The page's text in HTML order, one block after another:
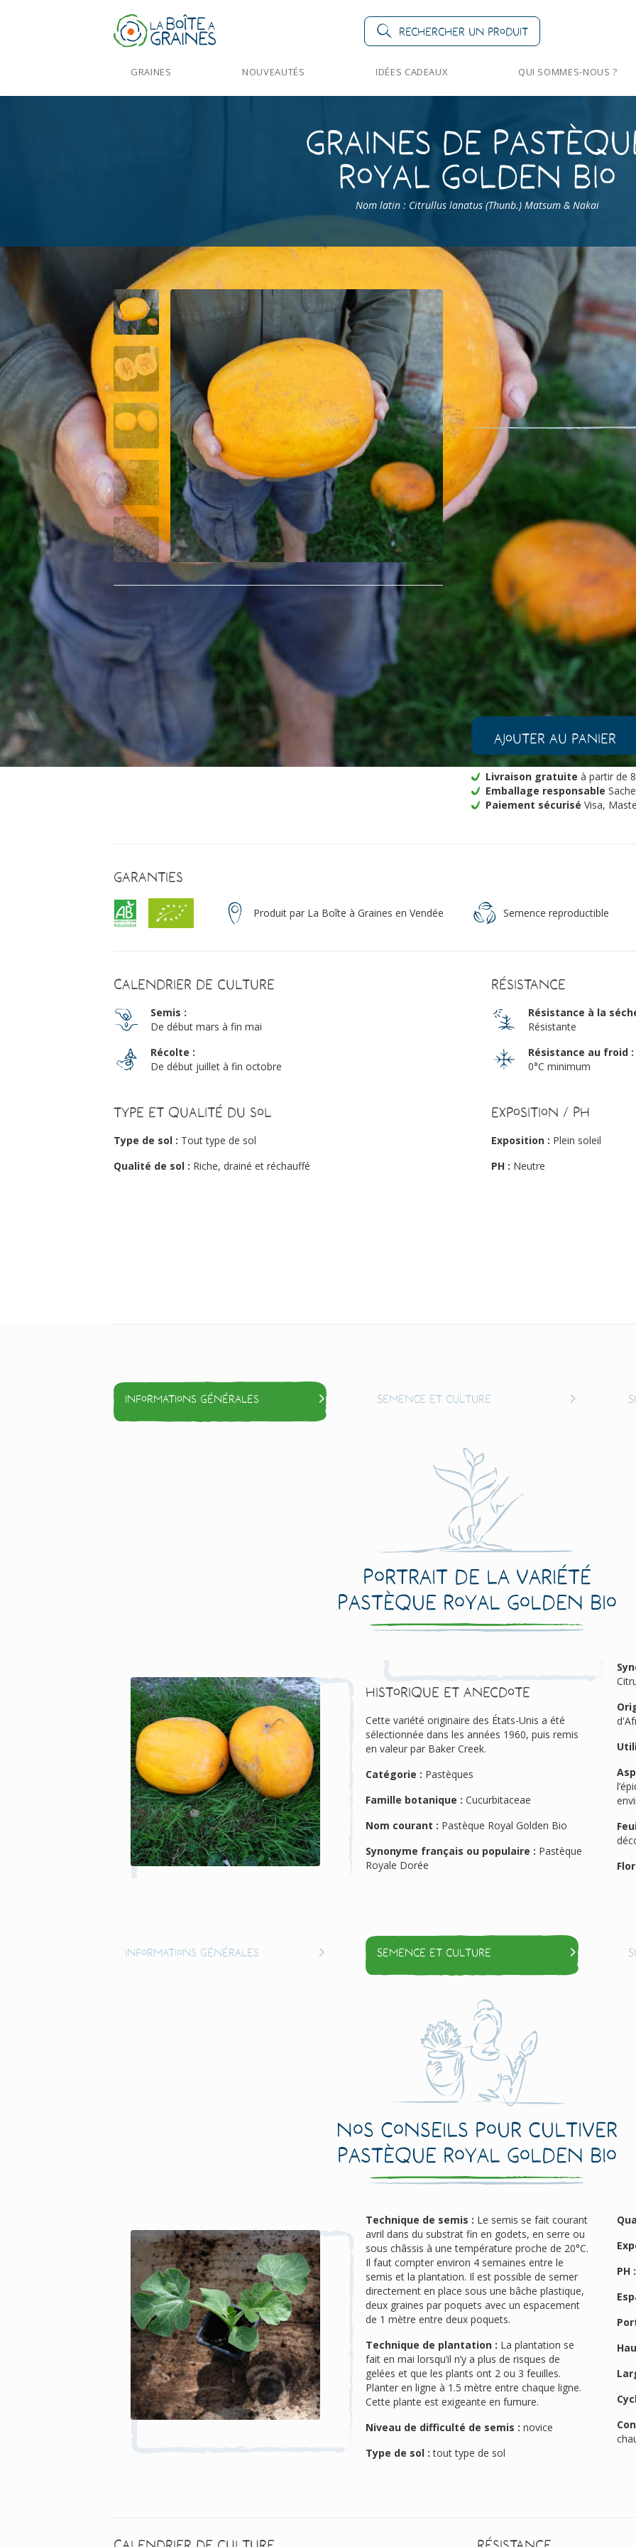
Rechercher un produit
GRAINES NOUVEAUTÉS IDÉES CADEAUX QUI SOMMES-NOUS ?
Graines de
Royal Golden Bio
Nom latin : Citrullus lanatus (Thunb.) Matsum & Nakai
> Produits
Pastèque
Nom latin : Citrullus lanatus
Fruit comestible
Superbe pastèque ronde,
maturité complète. Fruit d’environ
Aime la chaleur et le soleil comme
avant la récolte pour concentrer les
Description détaillée
Conditionnement : 1 gramme
Minimum de graines par sachet : 15
Surface couverte : 12 métres
- +
quantité
de
Pastèque
Royal
Golden
Bio
Ajouter au panier
Livraison gratuite à partir de
Emballage responsable
Paiement sécurisé Visa,
Garanties
Produit par La Boîte à Graines en Vendée Semence reproductible
Calendrier de culture
Semis :
De début mars à fin mai
Récolte :
De début juillet à fin octobre
Résistance
Résistance à la
Résistante
Résistance au froid :
0°C minimum
Type et qualité du sol
Type de sol : Tout type de sol
Qualité de sol : Riche, drainé et réchauffé
Exposition / PH
Exposition : Plein soleil
PH : Neutre
Informations générales Semence et culture
Portrait de la variété
Pastèque Royal Golden Bio
Historique et anecdote
Cette variété originaire des États-Unis a été
sélectionnée dans les années 1960, puis remis
en valeur par Baker Creek.
Catégorie : Pastèques
Famille botanique : Cucurbitaceae
Nom courant : Pastèque Royal Golden Bio
Synonyme français ou populaire :
Royale Dorée
Informations générales Semence et culture
Nos conseils pour cultiver
Pastèque Royal Golden Bio
Technique de semis :
avril dans du substrat fin en godets, en serre ou
sous châssis à une température proche de 20°C.
Il faut compter environ 4 semaines entre le
semis et la plantation. Il est possible de semer
directement en place sous une bâche plastique,
deux graines par poquets avec un espacement
de 1 mètre entre deux poquets.
Technique de plantation :
fait en mai lorsqu’il n’y a plus de risques de
gelées et que les plants ont 2 ou 3 feuilles.
Planter en ligne à 1.5 mètre entre chaque ligne.
Cette plante est exigeante en fumure.
Niveau de difficulté de semis : novice
Type de sol : tout type de sol
PH :